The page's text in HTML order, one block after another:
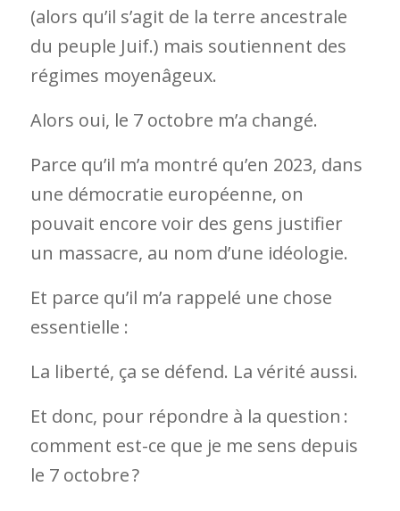
(alors qu’il s’agit de la terre ancestrale
du peuple Juif.) mais soutiennent des
régimes moyenâgeux.
Alors oui, le 7 octobre m’a changé.
Parce qu’il m’a montré qu’en 2023, dans
une démocratie européenne, on
pouvait encore voir des gens justifier
un massacre, au nom d’une idéologie.
Et parce qu’il m’a rappelé une chose
essentielle :
La liberté, ça se défend. La vérité aussi.
Et donc, pour répondre à la question :
comment est-ce que je me sens depuis
le 7 octobre ?